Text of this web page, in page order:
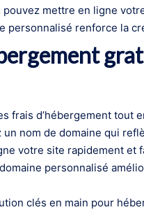
mettre en ligne
personnalisé renforce la
frais d’hébergement tout
nom de domaine qui
votre site rapidement et
personnalisé
clés en main pour